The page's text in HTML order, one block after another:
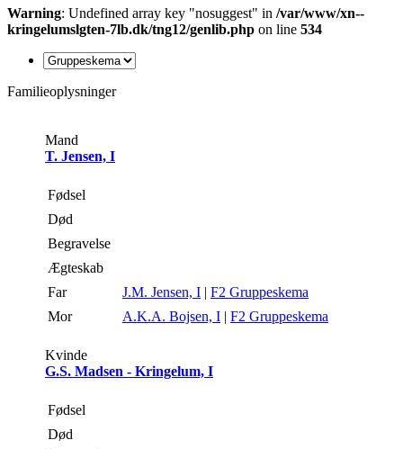
Warning: Undefined array key "nosuggest" in /var/www/xn--
kringelumslgten-7lb.dk/tng12/genlib.php on line 534
Familieoplysninger
Mand
T. Jensen, I
Fødsel
Død
Begravelse
Ægteskab
Far
J.M. Jensen, I | F2 Gruppeskema
Mor
A.K.A. Bojsen, I | F2 Gruppeskema
Kvinde
G.S. Madsen - Kringelum, I
Fødsel
Død